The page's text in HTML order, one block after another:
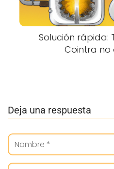
Solución rápida:
Cointra no
Deja una respuesta